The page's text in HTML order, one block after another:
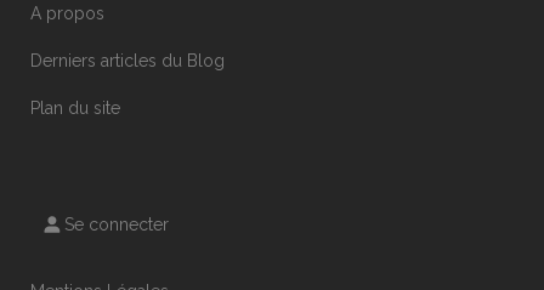
A propos
Derniers articles du Blog
Plan du site
Se connecter